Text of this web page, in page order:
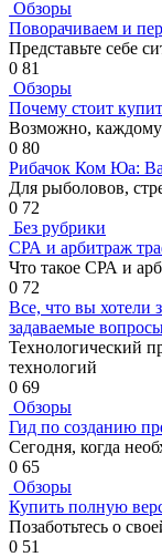
Обзоры
Поворачиваем и
Представьте себе
0 81
Обзоры
Почему стоит
Возможно, каждому
0 80
Рибачок Ком Юа:
Для рыболовов,
0 72
Без рубрики
СРА и арбитраж
Что такое СРА и
0 72
Все, что вы хотели
задаваемые
Технологический
технологий
0 69
Обзоры
Гид по созданию
Сегодня, когда
0 65
Обзоры
Купить полную
Позаботьтесь о
0 51